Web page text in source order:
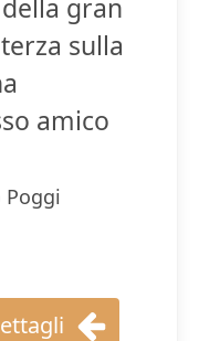
gran
sulla
amico
Poggi